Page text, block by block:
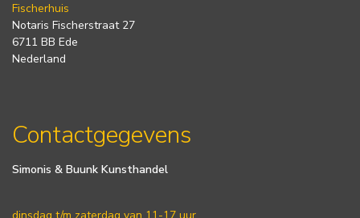
Fischerhuis
Notaris Fischerstraat 27
6711 BB Ede
Nederland
Contactgegevens
Simonis & Buunk Kunsthandel